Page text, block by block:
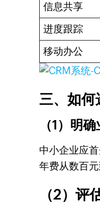
信息共享
进度跟踪
移动办公
三、如何
（1）明
中小企业应
年费从数百
（2）评